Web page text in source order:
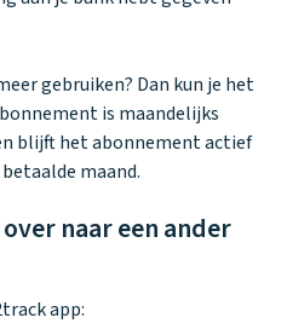
gebruiken? Dan kun je het
is maandelijks
blijft het abonnement actief
maand.
naar een ander
app: